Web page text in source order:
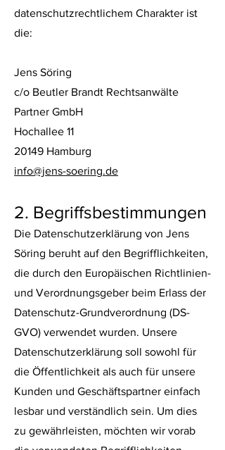
datenschutzrechtlichem Charakter ist
die:
Jens Söring
c/o Beutler Brandt Rechtsanwälte
Partner GmbH
Hochallee 11
20149 Hamburg
info@jens-soering.de
2. Begriffsbestimmungen
Die Datenschutzerklärung von Jens
Söring beruht auf den Begrifflichkeiten,
die durch den Europäischen Richtlinien-
und Verordnungsgeber beim Erlass der
Datenschutz-Grundverordnung (DS-
GVO) verwendet wurden. Unsere
Datenschutzerklärung soll sowohl für
die Öffentlichkeit als auch für unsere
Kunden und Geschäftspartner einfach
lesbar und verständlich sein. Um dies
zu gewährleisten, möchten wir vorab